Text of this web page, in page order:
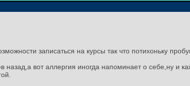
записаться на курсы так что потихоньку
вот аллергия иногда напоминает о себе,ну и